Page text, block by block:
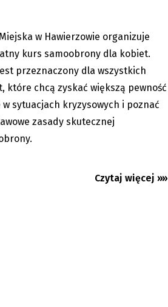
07.08.2026
w Hawierzowie organizuje
kurs samoobrony dla kobiet.
przeznaczony dla wszystkich
które chcą zyskać większą pewność
w sytuacjach kryzysowych i poznać
zasady skutecznej
Czytaj więcej »»